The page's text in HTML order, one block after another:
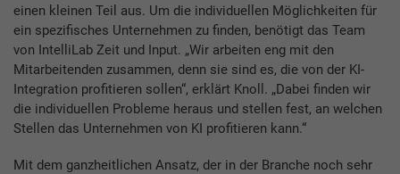
einen kleinen Teil aus. Um die individuellen Möglichkeiten für
ein spezifisches Unternehmen zu finden, benötigt das Team
von IntelliLab Zeit und Input. „Wir arbeiten eng mit den
Mitarbeitenden zusammen, denn sie sind es, die von der KI-
Integration profitieren sollen“, erklärt Knoll. „Dabei finden wir
die individuellen Probleme heraus und stellen fest, an welchen
Stellen das Unternehmen von KI profitieren kann.“
Mit dem ganzheitlichen Ansatz, der in der Branche noch sehr